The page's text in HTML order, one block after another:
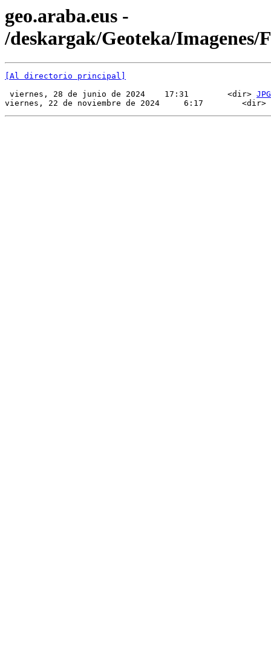
geo.araba.eus -
/deskargak/Geoteka/Imagenes/
[Al directorio principal]
viernes, 28 de junio de 2024    17:31        <dir> JPG
viernes, 22 de noviembre de 2024     6:17        <dir>